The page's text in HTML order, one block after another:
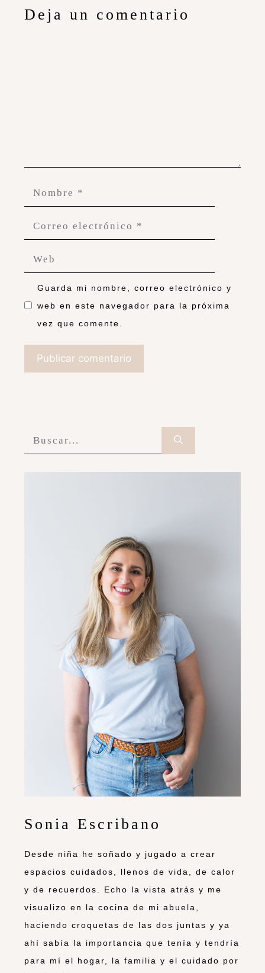
Deja un comentario
Guarda mi nombre, correo electrónico y
web en este navegador para la próxima
vez que comente.
Sonia Escribano
Desde niña he soñado y jugado a crear
espacios cuidados, llenos de vida, de calor
y de recuerdos. Echo la vista atrás y me
visualizo en la cocina de mi abuela,
haciendo croquetas de las dos juntas y ya
ahí sabía la importancia que tenía y tendría
para mí el hogar, la familia y el cuidado por